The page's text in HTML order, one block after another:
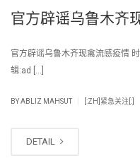
官方辟谣乌鲁木齐
官方辟谣乌鲁木齐现禽流感疫
辑:ad […]
BYABLIZ MAHSUT [:ZH]紧急关注[:]
DETAIL